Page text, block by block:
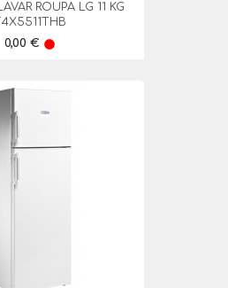
ROUPA LG 11 KG
Preço
0,00 € lens